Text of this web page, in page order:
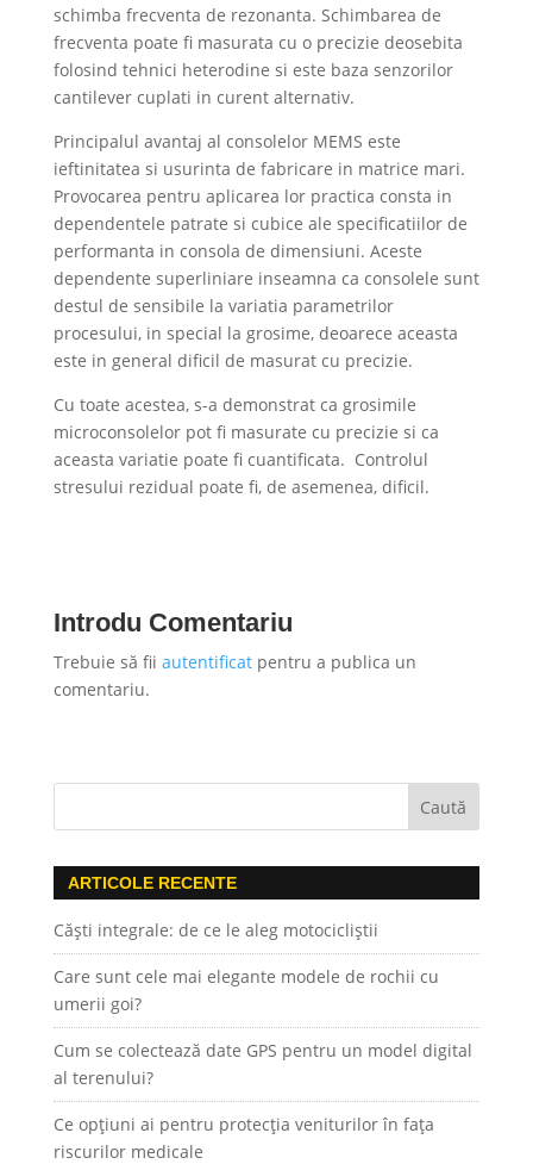
schimba frecventa de rezonanta. Schimbarea de
frecventa poate fi masurata cu o precizie deosebita
folosind tehnici heterodine si este baza senzorilor
cantilever cuplati in curent alternativ.
Principalul avantaj al consolelor MEMS este
ieftinitatea si usurinta de fabricare in matrice mari.
Provocarea pentru aplicarea lor practica consta in
dependentele patrate si cubice ale specificatiilor de
performanta in consola de dimensiuni. Aceste
dependente superliniare inseamna ca consolele sunt
destul de sensibile la variatia parametrilor
procesului, in special la grosime, deoarece aceasta
este in general dificil de masurat cu precizie.
Cu toate acestea, s-a demonstrat ca grosimile
microconsolelor pot fi masurate cu precizie si ca
aceasta variatie poate fi cuantificata. Controlul
stresului rezidual poate fi, de asemenea, dificil.
Introdu Comentariu
Trebuie să fii autentificatpentru a publica un
comentariu.
ARTICOLE RECENTE
Căști integrale: de ce le aleg motocicliștii
Care sunt cele mai elegante modele de rochii cu
umerii goi?
Cum se colectează date GPS pentru un model digital
al terenului?
Ce opțiuni ai pentru protecția veniturilor în fața
riscurilor medicale